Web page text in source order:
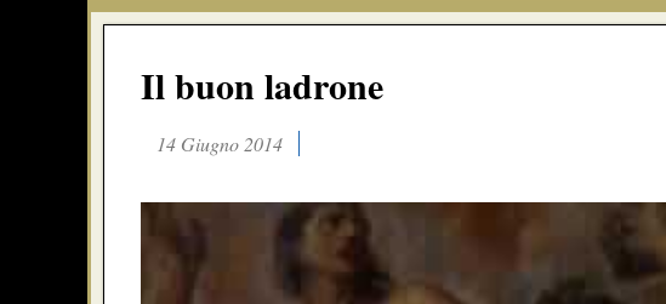
Il buon ladrone
14 Giugno 2014